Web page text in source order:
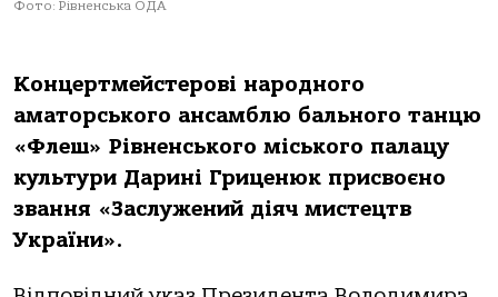
Фото: Рівненська ОДА
Концертмейстерові народного
аматорського ансамблю бального танцю
«Флеш» Рівненського міського палацу
культури Дарині Гриценюк присвоєно
звання «Заслужений діяч мистецтв
України».